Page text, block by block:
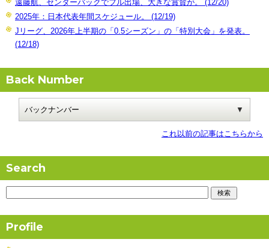
遠藤航、センターバックでフル出場、大きな賞賛が。 (12/20)
2025年：日本代表年間スケジュール。 (12/19)
Jリーグ、2026年上半期の「0.5シーズン」の「特別大会」を発表。
(12/18)
Back Number
これ以前の記事はこちらから
Search
Profile